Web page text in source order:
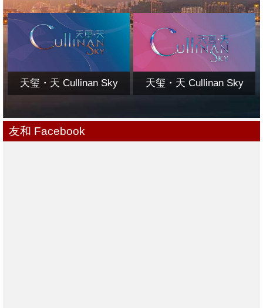
Edward Road West
天玺・天 Cullinan Sky 天玺・天 Cullinan Sky
友和 Facebook